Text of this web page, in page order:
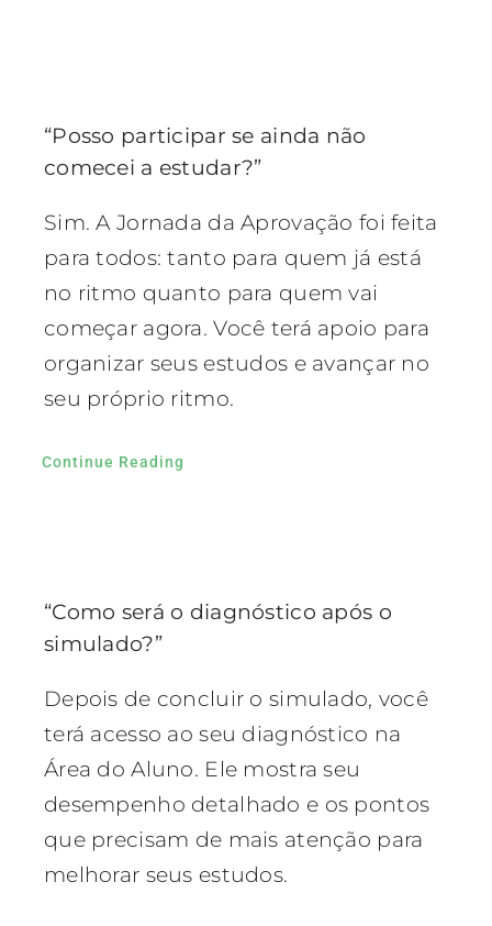
“Posso participar se ainda não
comecei a estudar?”
Sim. A Jornada da Aprovação foi feita
para todos: tanto para quem já está
no ritmo quanto para quem vai
começar agora. Você terá apoio para
organizar seus estudos e avançar no
seu próprio ritmo.
Continue Reading
“Como será o diagnóstico após o
simulado?”
Depois de concluir o simulado, você
terá acesso ao seu diagnóstico na
Área do Aluno. Ele mostra seu
desempenho detalhado e os pontos
que precisam de mais atenção para
melhorar seus estudos.